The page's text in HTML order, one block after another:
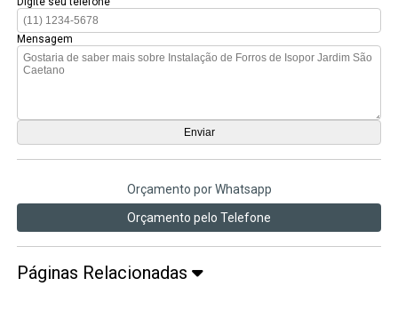
Mensagem
Orçamento por Whatsapp
Orçamento pelo Telefone
Páginas Relacionadas